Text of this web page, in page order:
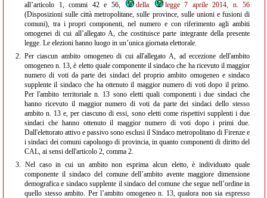
all’articolo 1, commi 42 e 56,
della
legge 7 aprile 2014, n. 56
(Disposizioni sulle città metropolitane, sulle province, sulle unioni e fusioni di
comuni), tra i propri componenti, nel numero e con riferimento agli ambiti
omogenei di cui all’allegato A, che costituisce parte integrante della presente
legge. Le elezioni hanno luogo in un’unica giornata elettorale.
2. Per ciascun ambito omogeneo di cui all'allegato A, ad eccezione dell'ambito
omogeneo n. 13, è eletto quale componente il sindaco che ha ricevuto il maggior
numero di voti da parte dei sindaci del proprio ambito omogeneo e sindaco
supplente il sindaco che ha ottenuto il maggior numero di voti dopo il primo.
Per l'ambito territoriale n. 13 sono eletti quali componenti i due sindaci che
hanno ricevuto il maggior numero di voti da parte dei sindaci dello stesso
ambito n. 13 e, per ciascuno di essi, sono eletti come rispettivi supplenti i due
sindaci che hanno ottenuto il maggior numero di voti dopo i primi due.
Dall'elettorato attivo e passivo sono esclusi il Sindaco metropolitano di Firenze e
i sindaci dei comuni capoluogo di provincia, in quanto componenti di diritto del
CAL, ai sensi dell'articolo 2, comma 2.
3. Nel caso in cui un ambito non esprima alcun eletto, è individuato quale
componente il sindaco del comune dell’ambito avente maggiore dimensione
demografica e sindaco supplente il sindaco del comune che segue nell’ordine in
quello stesso ambito. Per l’ambito omogeneo n. 13, qualora non sia espresso